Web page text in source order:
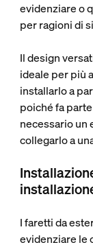
evidenziare o
per ragioni di
Il design
ideale per più
installarlo a
poiché fa
necessario un
collegarlo a
I faretti da
evidenziare le